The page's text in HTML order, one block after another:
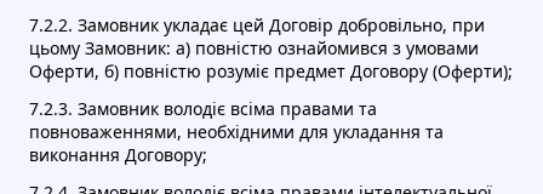
7.2.2. Замовник укладає цей Договір добровільно, при
цьому Замовник: а) повністю ознайомився з умовами
Оферти, б) повністю розуміє предмет Договору (Оферти);
7.2.3. Замовник володіє всіма правами та
повноваженнями, необхідними для укладання та
виконання Договору;